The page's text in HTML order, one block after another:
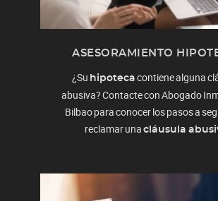
ASESORAMIENTO
¿Su hipoteca contiene alguna
abusiva? Contacte con Abogado
Bilbao para conocer los pasos a
reclamar una cláusula